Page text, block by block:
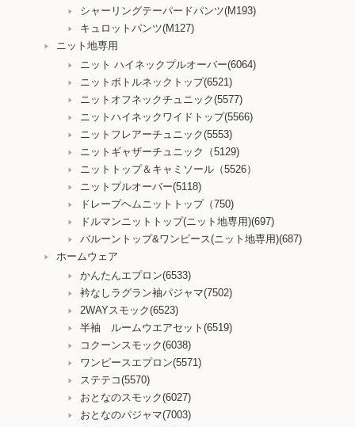
シャーリングテーパードパンツ(M193)
キュロットパンツ(M127)
ニット地専用
ニット ハイネックプルオーバー(6064)
ニットボトルネックトップ(6521)
ニットオフネックチュニック(5577)
ニットハイネックワイドトップ(5566)
ニットフレアーチュニック(5553)
ニットギャザーチュニック（5129)
ニットトップ＆キャミソール（5526）
ニットプルオーバー(5118)
ドレープヘムニットトップ（750)
ドルマンニットトップ(ニット地専用)(697)
バルーントップ&ワンピース(ニット地専用)(687)
ホームウェア
かんたんエプロン(6533)
衿なしラグラン袖パジャマ(7502)
2WAYスモック(6523)
半袖 ルームウエアセット(6519)
コクーンスモック(6038)
ワンピースエプロン(5571)
ステテコ(5570)
おとなのスモック(6027)
おとなのパジャマ(7003)